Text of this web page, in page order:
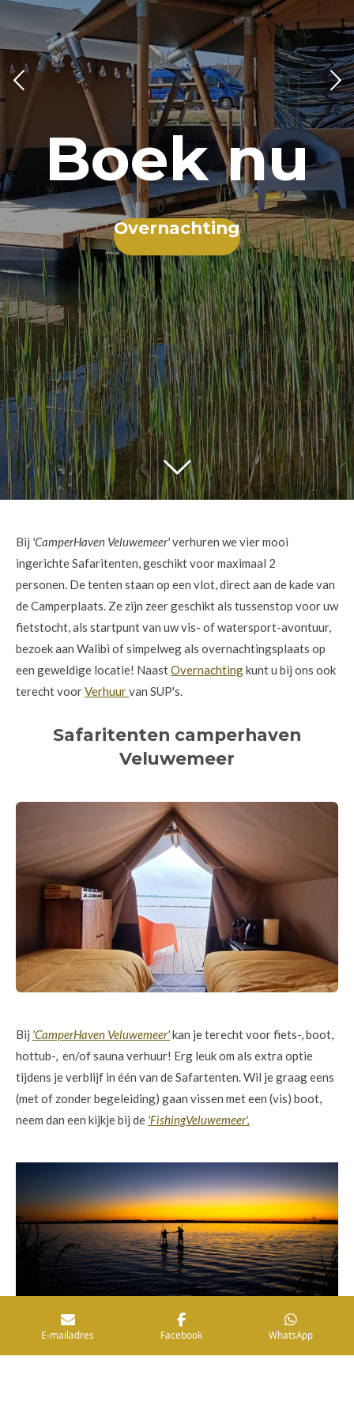
Boek nu
Overnachting
Bij 'CamperHaven Veluwemeer'verhuren we vier mooi
ingerichte Safaritenten, geschikt voor maximaal 2
personen. De tenten staan op een vlot, direct aan de kade van
de Camperplaats. Ze zijn zeer geschikt als tussenstop voor uw
fietstocht, als startpunt van uw vis- of watersport-avontuur,
bezoek aan Walibi of simpelweg als overnachtingsplaats op
een geweldige locatie! NaastOvernachtingkunt u bij ons ook
terecht voorVerhuurvan SUP's.
Safaritenten camperhaven
Veluwemeer
Bij 'CamperHaven Veluwemeer'kan je terecht voor fiets-, boot,
hottub-, en/of sauna verhuur! Erg leuk om als extra optie
tijdens je verblijf in één van de Safartenten. Wil je graag eens
(met of zonder begeleiding) gaan vissen met een (vis) boot,
neem dan een kijkje bij de 'FishingVeluwemeer'.
E-mailadres Facebook WhatsApp